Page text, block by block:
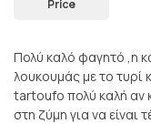
Price
Πολύ καλό φαγητό ,η
λουκουμάς με το τυρί
tartoufo πολύ καλή αν
στη ζύμη για να